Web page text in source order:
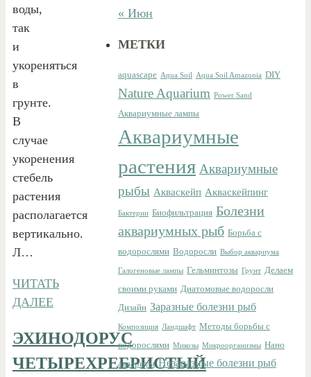
воды,
так
и
укореняться
в
грунте.
В
случае
укоренения
стебель
растения
располагается
вертикально.
Л…
ЧИТАТЬ
ДАЛЕЕ
ЭХИНОДОРУС
ЧЕТЫРЕХРЕБРИСТЫЙ
« Июн
МЕТКИ
aquascape Aqua Soil Aqua Soil Amazonia DIY
Nature Aquarium Power Sand
Аквариумные лампы
Аквариумные
растения Аквариумные
рыбы Акваскейп Акваскейпинг
Бактерии Биофильтрация Болезни
аквариумных рыб Борьба с
водорослями Водоросли Выбор аквариума
Галогеновые лампы Гельминтозы Грунт Делаем
своими руками Диатомовые водоросли
Дизайн Заразные болезни рыб
Композиция Ландшафт Методы борьбы с
водорослями Микозы Микроорганизмы Нано
аквариум Незаразные болезни рыб